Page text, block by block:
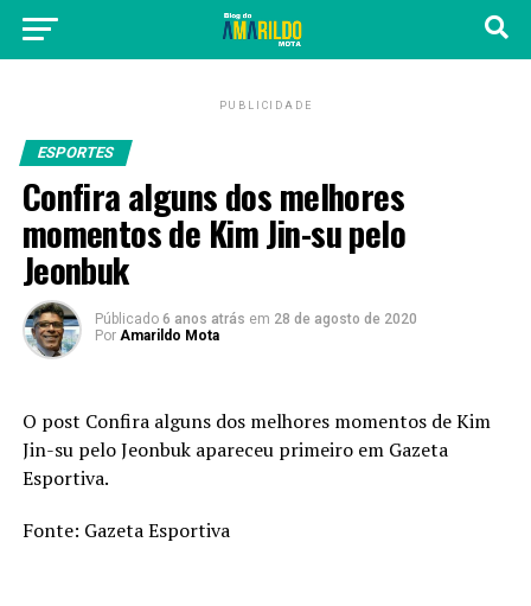
PUBLICIDADE
ESPORTES
Confira alguns dos melhores
momentos de Kim Jin-su pelo
Jeonbuk
Públicado 6 anos atrás em 28 de agosto de 2020
Por Amarildo Mota
O post Confira alguns dos melhores momentos de Kim
Jin-su pelo Jeonbukapareceu primeiro em Gazeta
Esportiva.
Fonte: Gazeta Esportiva